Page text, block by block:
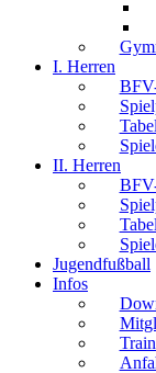
I. Herren
II. Herren
Jugendfußball
Infos